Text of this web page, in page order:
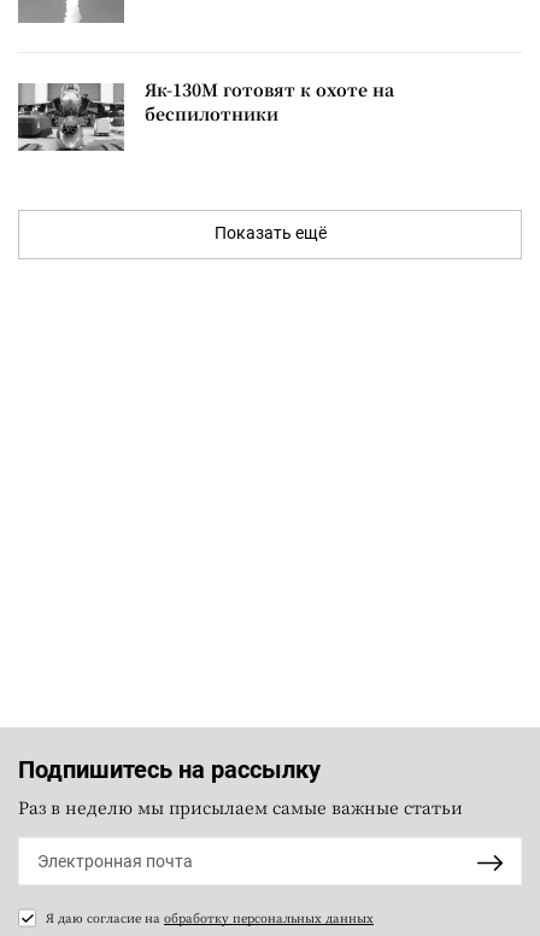
Як-130М готовят к охоте на
беспилотники
Показать ещё
Подпишитесь на рассылку
Раз в неделю мы присылаем самые важные статьи
Я даю согласие на обработку персональных данных